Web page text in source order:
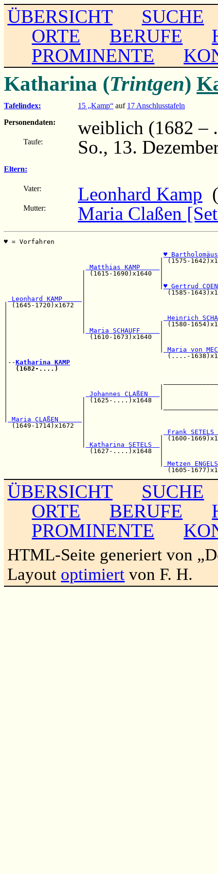
ÜBERSICHT
SUCHE
ORTE
BERUFE
PROMINENTE
Katharina (Trintgen)
Tafelindex: 15 „Kamp“ auf 17 Anschlusstafeln
Personendaten:
weiblich (1682 –
Taufe: So., 13.
Eltern:
Vater: Leonhard Kamp
Mutter: Maria Claßen
♥ =
♥
Matthias KAMP
| (1615-
♥ Gertrud
|
Leonhard KAMP
| (1645-
Heinrich
|                   |                   |
Maria SCHAUFF
|                     (1610-
Maria von
|
|--Katharina KAMP
(1682-....)
|
Johannes CLAßEN
|                   | (1625-
|
Maria CLAßEN
(1649-1714)x1672  |
Frank
|
Katharina SETELS
(1627-
Metzen
ÜBERSICHT
SUCHE
ORTE
BERUFE
PROMINENTE
HTML-Seite generiert von
Layout optimiert von F. H.